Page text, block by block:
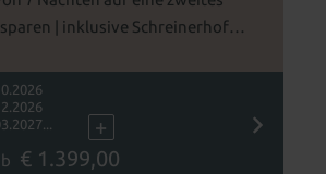
| inklusive Schreinerhof
Familienmomente mit drei
+
€ 1.399,00